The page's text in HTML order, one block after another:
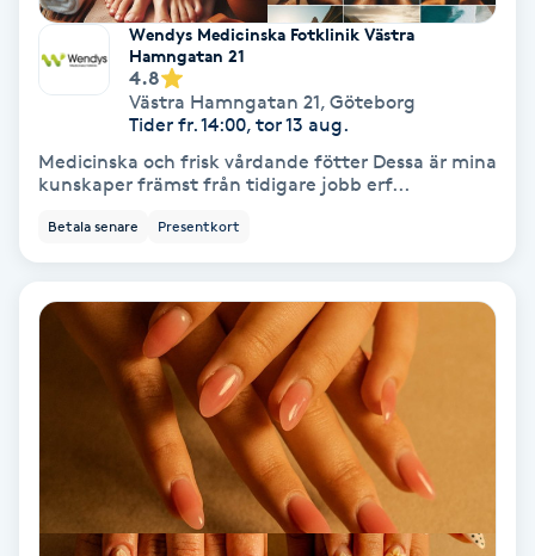
Klippning
Klippning & Slingor
Klippning ungdom
Kosmetisk tatuering
Kostrådgivning
Kroppsinpackning
Kroppspeeling
Wendys Medicinska Fotklinik Västra
Hamngatan 21
4.8
Västra Hamngatan 21, Göteborg
Tider fr. 14:00, tor 13 aug.
Medicinska och frisk vårdande fötter Dessa är mina
kunskaper främst från tidigare jobb erf...
Betala senare Presentkort